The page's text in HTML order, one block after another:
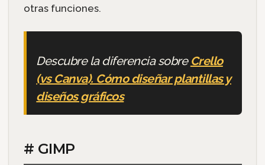
otras funciones.
Descubre la diferencia sobre Crello
(vs Canva). Cómo diseñar plantillas y
diseños gráficos
# GIMP